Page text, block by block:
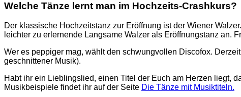
Welche Tänze lernt man im Hochzeits-Crashkurs?
Der klassische Hochzeitstanz zur Eröffnung ist der Wiener
leichter zu erlernende Langsame Walzer als Eröffnungstanz an.
Wer es peppiger mag, wählt den schwungvollen Discofox.
geschnittener Musik).
Habt ihr ein Lieblingslied, einen Titel der Euch am Herzen liegt,
Musikbeispiele findet ihr auf der Seite Die Tänze mit Musiktiteln.